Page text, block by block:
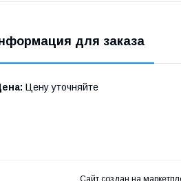
для заказа
Цену уточняйте